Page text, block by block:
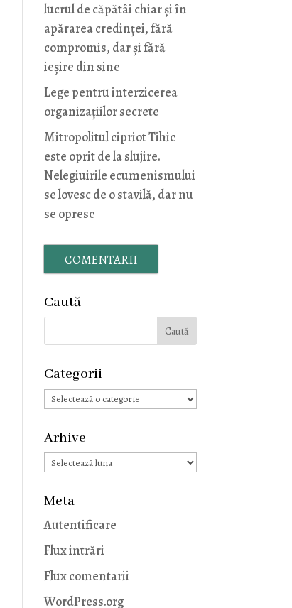
lucrul de căpătâi chiar și în
apărarea credinței, fără
compromis, dar și fără
ieșire din sine
Lege pentru interzicerea
organizaţiilor secrete
Mitropolitul cipriot Tihic
este oprit de la slujire.
Nelegiuirile ecumenismului
se lovesc de o stavilă, dar nu
se opresc
COMENTARII
Caută
Categorii
Categorii
Arhive
Arhive
Meta
Autentificare
Flux intrări
Flux comentarii
WordPress.org